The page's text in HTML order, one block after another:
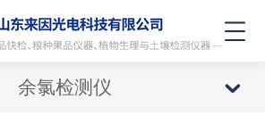
余氯检测仪